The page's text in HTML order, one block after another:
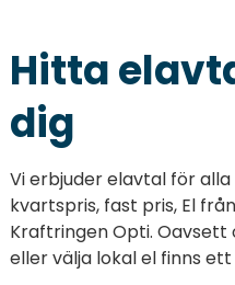
Hitta
dig
Vi erbjuder elavtal för
kvartspris, fast pris, El
Kraftringen Opti. Oavsett
eller välja lokal el finns